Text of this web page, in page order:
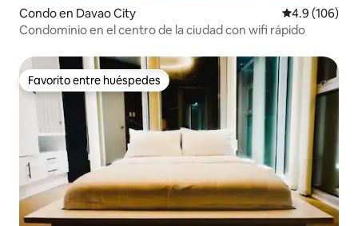
Condo en Davao City Calificación
4.9 (106)
Condominio en el centro de la ciudad con wifi rápido
Favorito entre huéspedes
Favorito entre huéspedes